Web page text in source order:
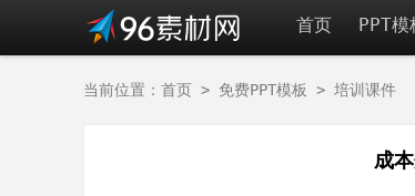
首页 PPT模
当前位置： 首页> 免费PPT模板 > 培训课件
成